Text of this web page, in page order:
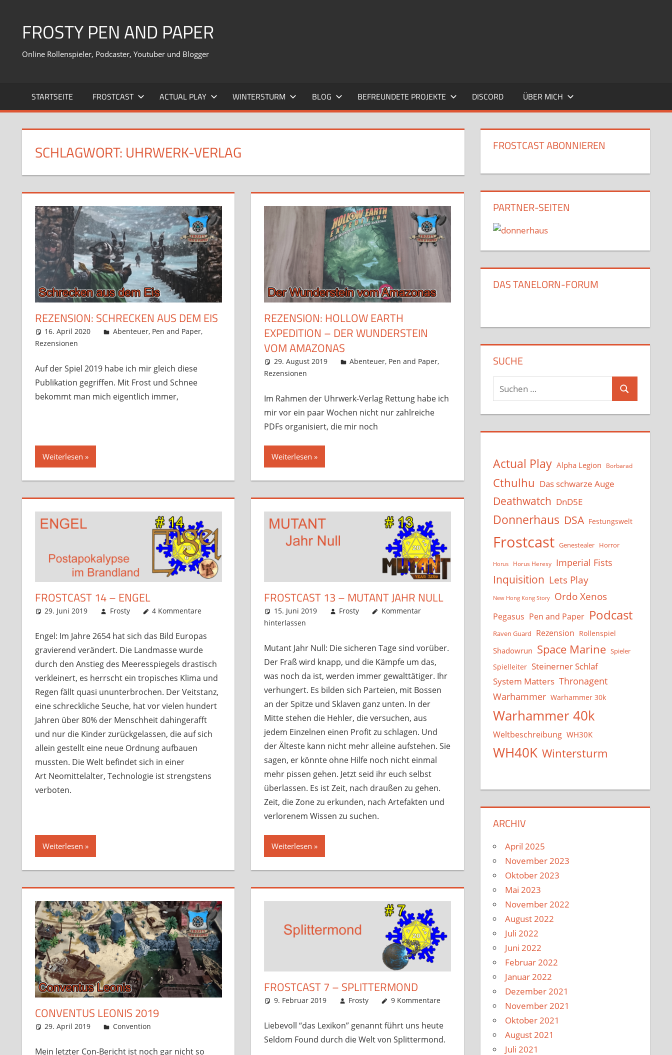
springenFROSTY PEN AND PAPER
Online Rollenspieler, Podcaster, Youtuber und Blogger
STARTSEITE FROSTCAST ACTUAL PLAY WINTERSTURM BLOG BEFREUNDETE PROJEKTE DISCORD ÜBER MICH
SCHLAGWORT: UHRWERK-VERLAG
REZENSION: SCHRECKEN AUS DEM EIS
16. April 2020 Frosty
Abenteuer, Pen and Paper,
Rezensionen
Auf der Spiel 2019 habe ich mir gleich diese
Publikation gegriffen. Mit Frost und Schnee
bekommt man mich eigentlich immer,
Weiterlesen
REZENSION: HOLLOW EARTH
EXPEDITION – DER WUNDERSTEIN
VOM AMAZONAS
29. August 2019 Frosty
Abenteuer, Pen and Paper,
Rezensionen
Im Rahmen der Uhrwerk-Verlag Rettung habe ich
mir vor ein paar Wochen nicht nur zahlreiche
PDFs organisiert, die mir noch
Weiterlesen
FROSTCAST 14 – ENGEL
29. Juni 2019 Frosty 4 Kommentare
Engel: Im Jahre 2654 hat sich das Bild Europas
gravierend verändert. Die Landmasse wurde
durch den Anstieg des Meeresspiegels drastisch
verkleinert, es herrscht ein tropisches Klima und
Regen fällt quasi ununterbrochen. Der Veitstanz,
eine schreckliche Seuche, hat vor vielen hundert
Jahren über 80% der Menschheit dahingerafft
und nur die Kinder zurückgelassen, die auf sich
allein gestellt eine neue Ordnung aufbauen
mussten. Die Welt befindet sich in einer
Art Neomittelalter, Technologie ist strengstens
verboten.
Weiterlesen
FROSTCAST 13 – MUTANT JAHR NULL
15. Juni 2019 Frosty
Kommentar
hinterlassen
Mutant Jahr Null: Die sicheren Tage sind vorüber.
Der Fraß wird knapp, und die Kämpfe um das,
was noch da ist, werden immer gewalttätiger. Ihr
verhungert. Es bilden sich Parteien, mit Bossen
an der Spitze und Sklaven ganz unten. In der
Mitte stehen die Hehler, die versuchen, aus
jedem Einzelnen einen Profit zu schlagen. Und
der Älteste kann nicht mehr alleine aufstehen. Sie
sagen, er könnte ohne Hilfe noch nicht einmal
mehr pissen gehen. Jetzt seid ihr euch selbst
überlassen. Es ist Zeit, nach draußen zu gehen.
Zeit, die Zone zu erkunden, nach Artefakten und
verlorenem Wissen zu suchen.
Weiterlesen
CONVENTUS LEONIS 2019
29. April 2019 Frosty
Convention
Mein letzter Con-Bericht ist noch gar nicht so
FROSTCAST 7 – SPLITTERMOND
9. Februar 2019 Frosty 9 Kommentare
Liebevoll “das Lexikon” genannt führt uns heute
Seldom Found durch die Welt von Splittermond.
FROSTCAST ABONNIEREN
PARTNER-SEITEN
DAS TANELORN-FORUM
SUCHE
Suchen
nach:
Suchen
Actual Play Alpha Legion Borbarad
Cthulhu Das schwarze Auge
Deathwatch DnD5E
Donnerhaus DSA Festungswelt
Frostcast Genestealer Horror
Horus Horus Heresy Imperial Fists
Inquisition Lets Play
New Hong Kong Story Ordo Xenos
Pegasus Pen and Paper Podcast
Raven Guard Rezension Rollenspiel
Shadowrun Space Marine Spieler
Spielleiter Steinerner Schlaf
System Matters Thronagent
Warhammer Warhammer 30k
Warhammer 40k
Weltbeschreibung WH30K
WH40K Wintersturm
ARCHIV
April 2025
November 2023
Oktober 2023
Mai 2023
November 2022
August 2022
Juli 2022
Juni 2022
Februar 2022
Januar 2022
Dezember 2021
November 2021
Oktober 2021
August 2021
Juli 2021